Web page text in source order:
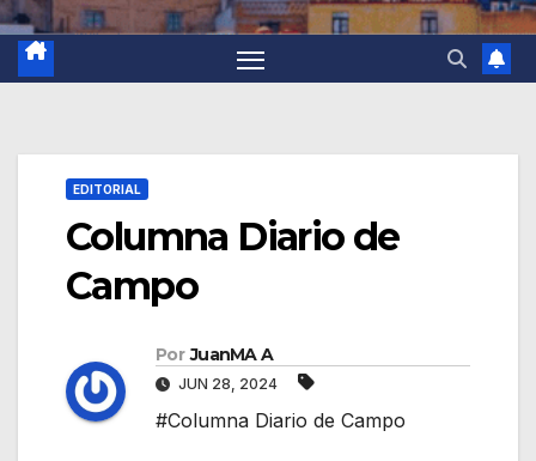
EDITORIAL
Columna Diario de
Campo
Por JuanMA A
JUN 28, 2024
#Columna Diario de Campo